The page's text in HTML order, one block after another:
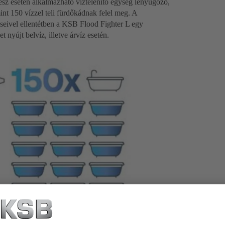
150 vízzel teli fürdőkádnak felel meg. A
ellentétben a KSB Flood Fighter L egy
nyújt belvíz, illetve árvíz esetén.